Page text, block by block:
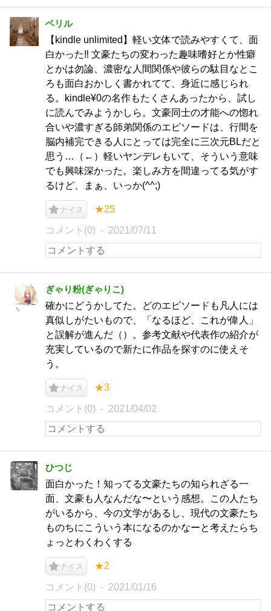
ベリル
【kindle unlimited】軽い文体で読みやすくて、面
白かった‼︎ 文豪たちの変わった趣味嗜好とか性癖
とかは勿論、濃密な人間関係や彼らの駄目なとこ
ろも面白おかしく書かれてて、身近に感じられ
る。kindle¥0の名作もたくさんあったから、試し
に読んでみようかしら。文豪同士の才能への惚れ
合いや濃すぎる師弟関係のエピソードは、行間を
脳内補完できる人にとっては完全に三次元BLだと
思う…（←）軽いヤンデレもいて、そういう意味
でも興味深かった。楽しみ方を間違ってる気がす
るけど、まぁ、いっか(^^;)
ナイス ★25
コメント(0) 2021/07/11
ぎゃり粉(ぎゃりこ)
確かにどうかしてた。どのエピソードも凡人には
真似しがたいもので、「なるほど、これが偉人」
と誤解が進んだ（）。参考文献や代表作の紹介が
充実しているので新たに作品を探すのに使えそ
う。
ナイス ★3
コメント(0) 2021/04/02
ひつじ
面白かった！知ってる文豪たちの知られざる一
面、文豪も人なんだな〜という感想。この人たち
がいるから、今の文学があるし、現代の文豪たち
ものちにこういう本になるのかなーと考えたらち
ょっとわくわくする
ナイス ★2
コメント(0) 2021/01/16